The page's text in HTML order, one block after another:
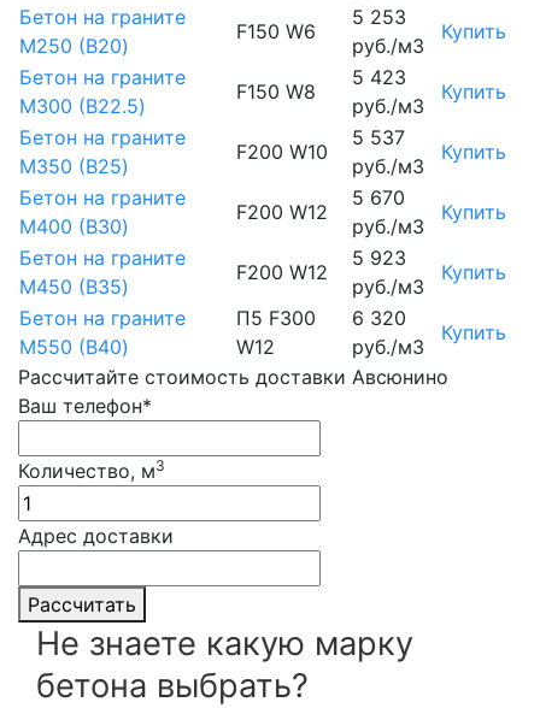
Бетон на граните
М250 (B20)
F150 W6
5 253
руб./м3
Купить
Бетон на граните
М300 (B22.5)
F150 W8
5 423
руб./м3
Купить
Бетон на граните
М350 (B25)
F200 W10
5 537
руб./м3
Купить
Бетон на граните
М400 (B30)
F200 W12
5 670
руб./м3
Купить
Бетон на граните
М450 (B35)
F200 W12
5 923
руб./м3
Купить
Бетон на граните
М550 (B40)
П5 F300
W12
6 320
руб./м3
Купить
Рассчитайте стоимость доставки Авсюнино
Ваш телефон*
Количество, м3
Адрес доставки
Рассчитать
Не знаете какую марку
бетона выбрать?